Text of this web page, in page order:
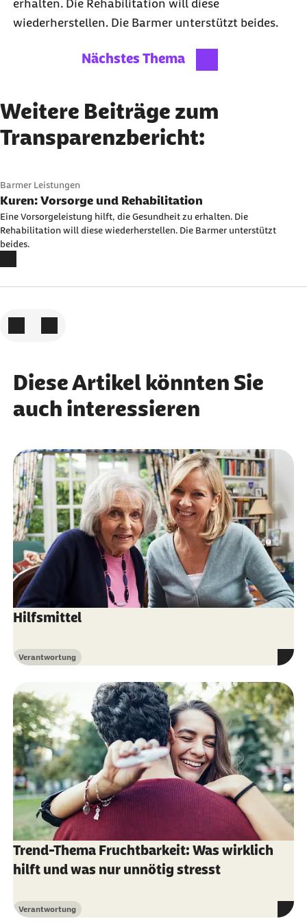
erhalten. Die Rehabilitation will diese
wiederherstellen. Die Barmer unterstützt beides.
Nächstes Thema
Weitere Beiträge zum
Transparenzbericht:
Karussell mit 13 Elementen
Element 1 von 13
Barmer Leistungen
Kuren: Vorsorge und Rehabilitation
Eine Vorsorgeleistung hilft, die Gesundheit zu erhalten. Die
Rehabilitation will diese wiederherstellen. Die Barmer unterstützt
beides.
Diese Artikel könnten Sie
auch interessieren
Hilfsmittel
Kategorie
Verantwortung
Trend-Thema Fruchtbarkeit: Was wirklich
hilft und was nur unnötig stresst
Kategorie
Verantwortung